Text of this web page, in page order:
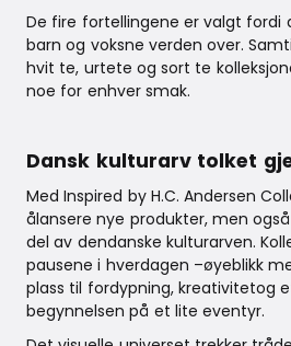
De fire fortellingene er valgt fordi
barn og voksne verden over.
hvit te, urtete og sort te
noe for enhver smak.
Dansk kulturarv tolket
Med Inspired by H.C. Andersen
ålansere nye produkter, men
del av dendanske kulturarven.
pausene i hverdagen –øyeblikk
plass til fordypning, kreativitetog
begynnelsen på et lite eventyr.